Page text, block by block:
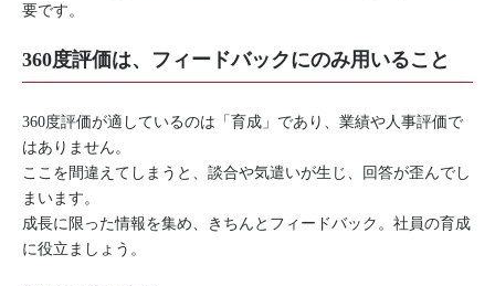
要です。
360度評価は、フィードバックにのみ用いること
360度評価が適しているのは「育成」であり、業績や人事評価で
はありません。
ここを間違えてしまうと、談合や気遣いが生じ、回答が歪んでし
まいます。
成長に限った情報を集め、きちんとフィードバック。社員の育成
に役立ましょう。